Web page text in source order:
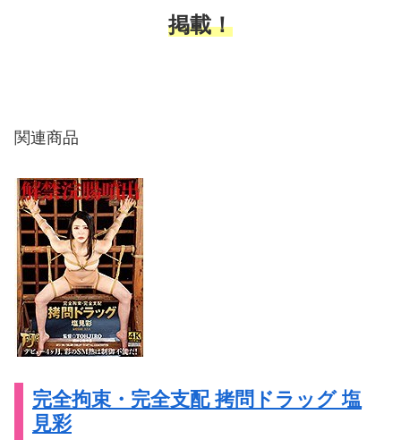
掲載！
関連商品
完全拘束・完全支配 拷問ドラッグ 塩
見彩